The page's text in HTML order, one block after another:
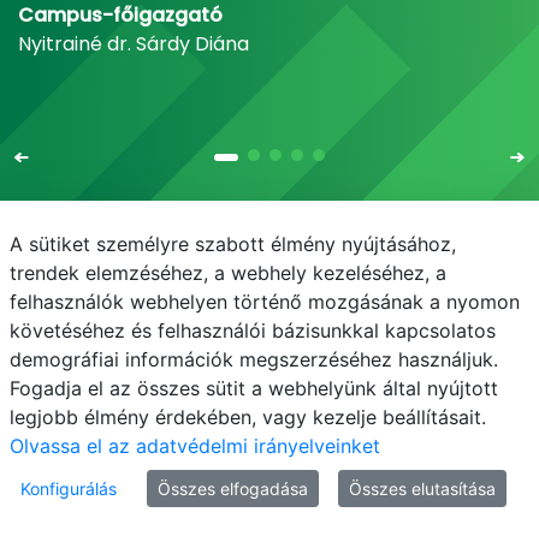
Campus-főigazgató
Nyitrainé dr. Sárdy Diána
E-mail Telefonkönyv NEPTUN
E-learning
Adatvédelem
© MATE 2021
A sütiket személyre szabott élmény nyújtásához,
trendek elemzéséhez, a webhely kezeléséhez, a
felhasználók webhelyen történő mozgásának a nyomon
követéséhez és felhasználói bázisunkkal kapcsolatos
demográfiai információk megszerzéséhez használjuk.
Fogadja el az összes sütit a webhelyünk által nyújtott
legjobb élmény érdekében, vagy kezelje beállításait.
Olvassa el az adatvédelmi irányelveinket
Konfigurálás Összes elfogadása Összes elutasítása